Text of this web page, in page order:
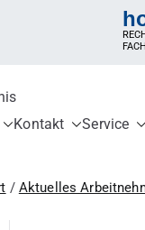
IP
Kontakt Service
Aktuelles